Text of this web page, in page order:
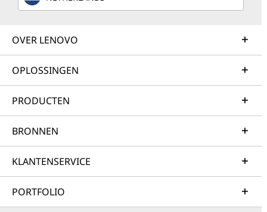
OVER LENOVO
OPLOSSINGEN
PRODUCTEN
BRONNEN
KLANTENSERVICE
PORTFOLIO